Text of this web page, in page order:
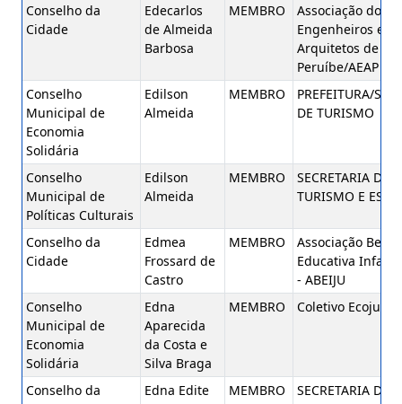
Conselho da
Cidade
Edecarlos
de Almeida
Barbosa
MEMBRO
Associação dos
Engenheiros e
Arquitetos de
Peruíbe/AEAP
Conselho
Municipal de
Economia
Solidária
Edilson
Almeida
MEMBRO
PREFEITURA/
DE TURISMO
Conselho
Municipal de
Políticas Culturais
Edilson
Almeida
MEMBRO
SECRETARIA DE
TURISMO E
Conselho da
Cidade
Edmea
Frossard de
Castro
MEMBRO
Associação
Educativa
- ABEIJU
Conselho
Municipal de
Economia
Solidária
Edna
Aparecida
da Costa e
Silva Braga
MEMBRO Coletivo
Conselho da
Edna Edite
MEMBRO
SECRETARIA DE